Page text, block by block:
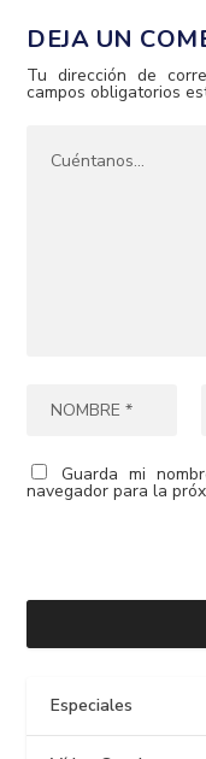
DEJA UN
Tu dirección de
campos obligatorios
Guarda mi
navegador para la
Especiales